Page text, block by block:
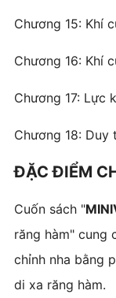
Chương 15: Khí
Chương 16: Khí
Chương 17: Lực
Chương 18:
ĐẶC ĐIỂM
Cuốn sách "
răng hàm" cung
chỉnh nha bằng
di xa răng hàm.